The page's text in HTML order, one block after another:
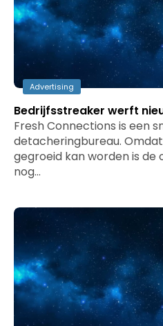
Advertising
Bedrijfsstreaker werft
Fresh Connections is een
detacheringbureau.
gegroeid kan worden is de
nog…